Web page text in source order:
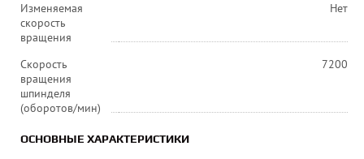
Изменяемая
скорость
вращения
Нет
Скорость
вращения
шпинделя
(оборотов/мин)
7200
ОСНОВНЫЕ ХАРАКТЕРИСТИКИ